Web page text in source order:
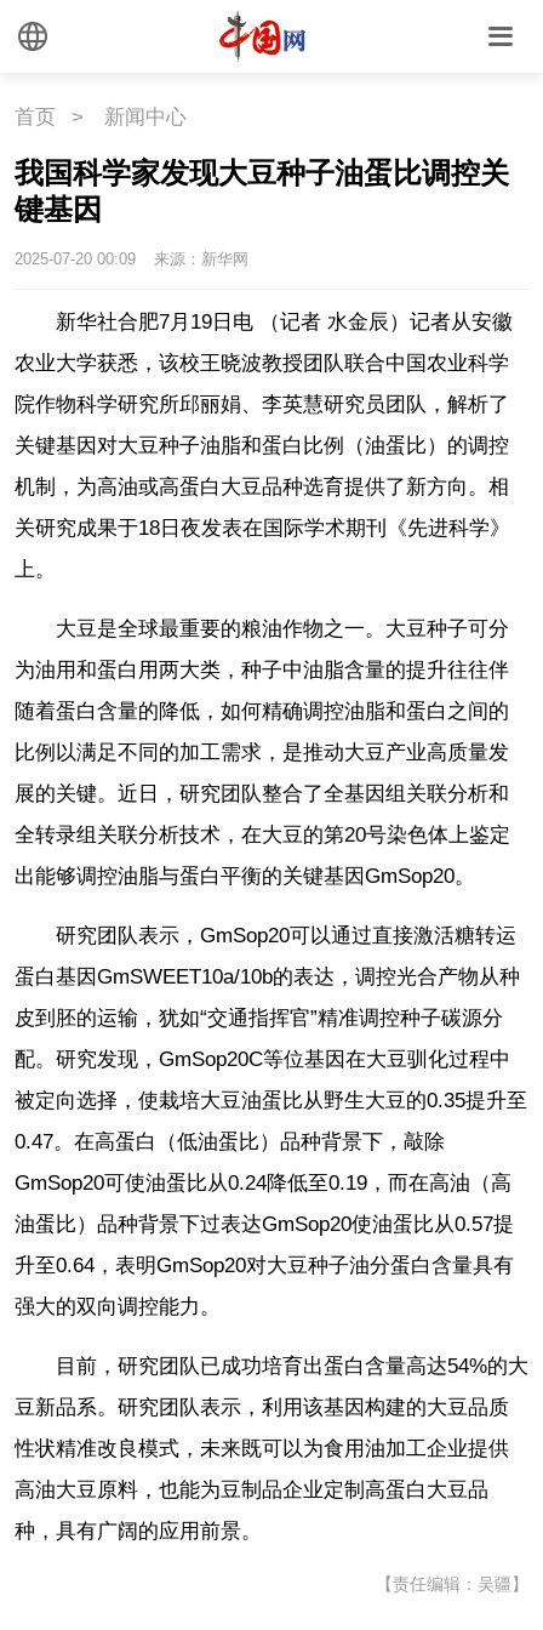
首页 > 新闻中心
我国科学家发现大豆种子油蛋比调控关
键基因
2025-07-20 00:09 来源：新华网
新华社合肥7月19日电 （记者 水金辰）记者从安徽
农业大学获悉，该校王晓波教授团队联合中国农业科学
院作物科学研究所邱丽娟、李英慧研究员团队，解析了
关键基因对大豆种子油脂和蛋白比例（油蛋比）的调控
机制，为高油或高蛋白大豆品种选育提供了新方向。相
关研究成果于18日夜发表在国际学术期刊《先进科学》
上。
大豆是全球最重要的粮油作物之一。大豆种子可分
为油用和蛋白用两大类，种子中油脂含量的提升往往伴
随着蛋白含量的降低，如何精确调控油脂和蛋白之间的
比例以满足不同的加工需求，是推动大豆产业高质量发
展的关键。近日，研究团队整合了全基因组关联分析和
全转录组关联分析技术，在大豆的第20号染色体上鉴定
出能够调控油脂与蛋白平衡的关键基因GmSop20。
研究团队表示，GmSop20可以通过直接激活糖转运
蛋白基因GmSWEET10a/10b的表达，调控光合产物从种
皮到胚的运输，犹如“交通指挥官”精准调控种子碳源分
配。研究发现，GmSop20C等位基因在大豆驯化过程中
被定向选择，使栽培大豆油蛋比从野生大豆的0.35提升至
0.47。在高蛋白（低油蛋比）品种背景下，敲除
GmSop20可使油蛋比从0.24降低至0.19，而在高油（高
油蛋比）品种背景下过表达GmSop20使油蛋比从0.57提
升至0.64，表明GmSop20对大豆种子油分蛋白含量具有
强大的双向调控能力。
目前，研究团队已成功培育出蛋白含量高达54%的大
豆新品系。研究团队表示，利用该基因构建的大豆品质
性状精准改良模式，未来既可以为食用油加工企业提供
高油大豆原料，也能为豆制品企业定制高蛋白大豆品
种，具有广阔的应用前景。
【责任编辑：吴疆】